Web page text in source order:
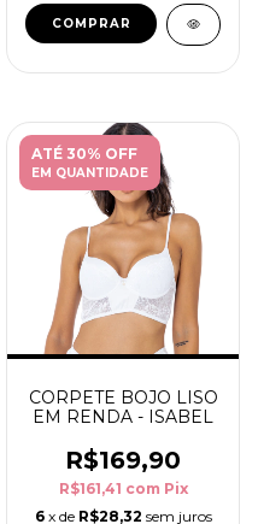
COMPRAR
ATÉ 30% OFF
EM QUANTIDADE
CORPETE BOJO LISO
EM RENDA - ISABEL
R$169,90
R$161,41 com Pix
6 x de R$28,32 sem juros